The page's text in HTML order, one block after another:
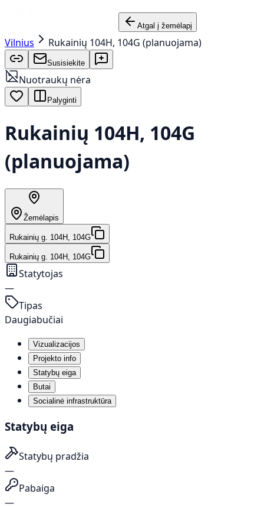
Atgal į žemėlapį
Vilnius Rukainių 104H, 104G (planuojama)
Susisiekite
Nuotraukų nėra
Palyginti
Rukainių 104H, 104G
(planuojama)
Žemėlapis
Rukainių g. 104H, 104G
Rukainių g. 104H, 104G
Statytojas
—
Tipas
Daugiabučiai
Vizualizacijos
Projekto info
Statybų eiga
Butai
Socialinė infrastruktūra
Statybų eiga
Statybų pradžia
—
Pabaiga
—